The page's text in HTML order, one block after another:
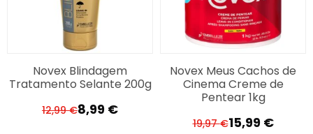
Novex Blindagem
Tratamento Selante 200g
12,99€O
8,99 €
O
Novex Meus Cachos de
Cinema Creme de
Pentear 1kg
19,97€ O
15,99 €
O